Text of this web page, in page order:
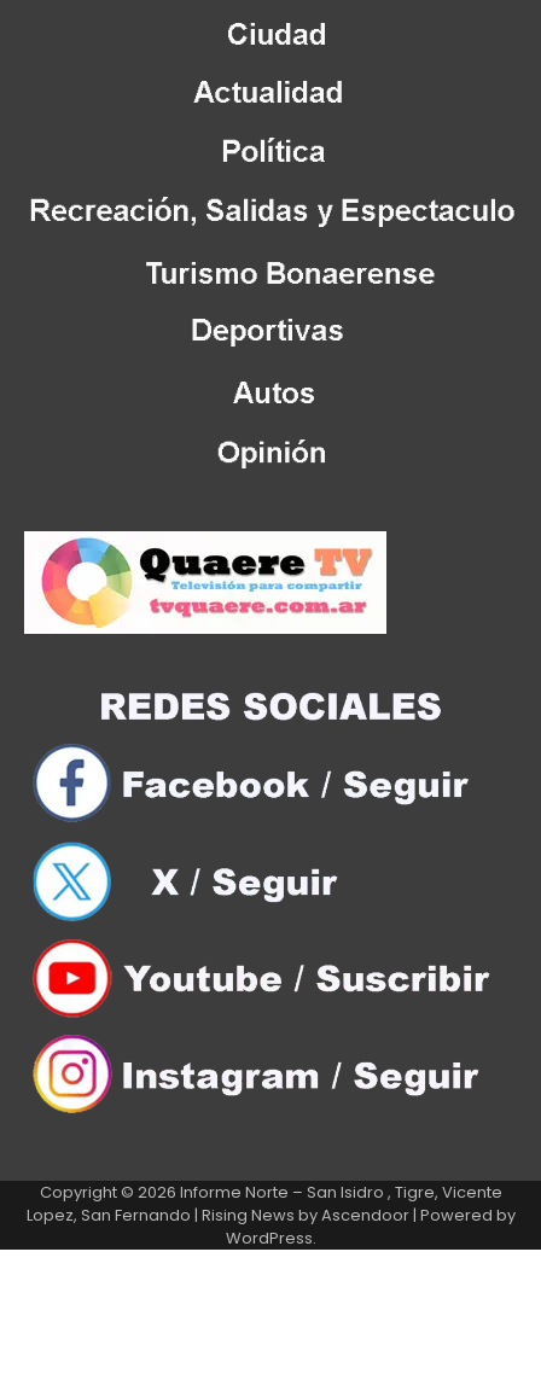
Copyright © 2026 Informe Norte – San Isidro , Tigre, Vicente
Lopez, San Fernando | Rising News byAscendoor| Powered by
WordPress.